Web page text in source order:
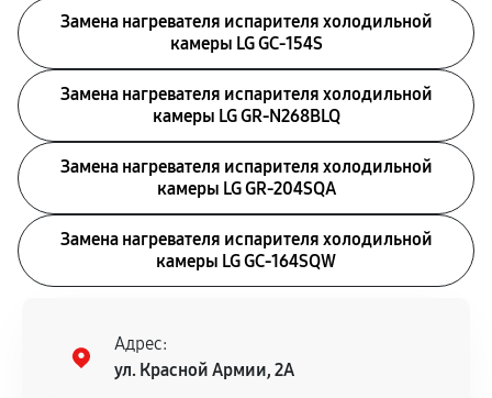
Замена нагревателя испарителя холодильной
камеры LG GC-154S
Замена нагревателя испарителя холодильной
камеры LG GR-N268BLQ
Замена нагревателя испарителя холодильной
камеры LG GR-204SQA
Замена нагревателя испарителя холодильной
камеры LG GC-164SQW
Адрес:
ул. Красной Армии, 2А